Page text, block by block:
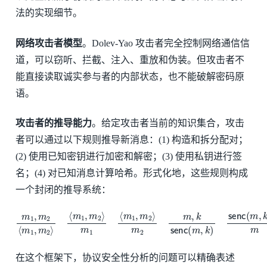
法的实现细节。
网络攻击者模型。Dolev-Yao 攻击者完全控制网络通信信
道，可以窃听、拦截、注入、重放和伪装。但攻击者不
能直接读取诚实参与者的内部状态，也不能破解密码原
语。
攻击者的推导能力。给定攻击者当前的知识集合，攻击
者可以通过以下规则推导新消息：(1) 构造和拆分配对；
(2) 使用已知密钥进行加密和解密；(3) 使用私钥进行签
名；(4) 对已知消息计算哈希。形式化地，这些规则构成
一个封闭的推导系统：
,m ⟨m 1, ⟩⟨m ,m 2 m
m2 m,k senc m, senc
在这个框架下，协议安全性分析的问题可以精确表述